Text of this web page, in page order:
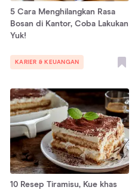
5 Cara Menghilangkan Rasa
Bosan di Kantor, Coba Lakukan
Yuk!
KARIER & KEUANGAN
10 Resep Tiramisu, Kue khas